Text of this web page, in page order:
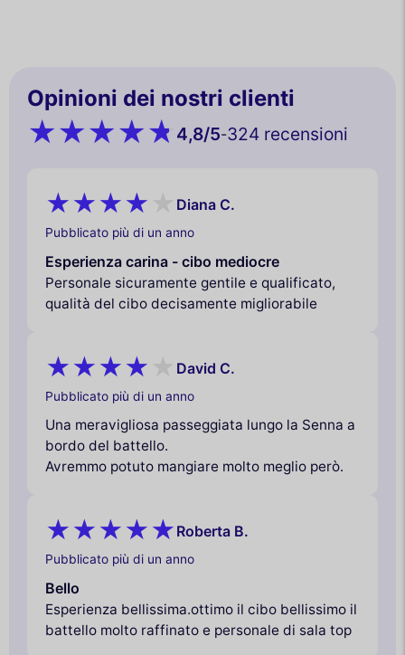
Opinioni dei nostri clienti
4,8/5-324 recensioni
Diana C.
Pubblicato più di un anno
Esperienza carina - cibo mediocre
Personale sicuramente gentile e qualificato,
qualità del cibo decisamente migliorabile
David C.
Pubblicato più di un anno
Una meravigliosa passeggiata lungo la Senna a
bordo del battello.
Avremmo potuto mangiare molto meglio però.
Roberta B.
Pubblicato più di un anno
Bello
Esperienza bellissima.ottimo il cibo bellissimo il
battello molto raffinato e personale di sala top